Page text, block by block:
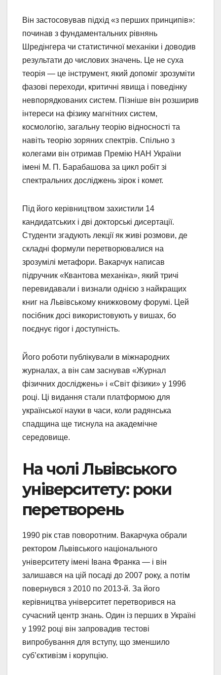
Він застосовував підхід «з перших принципів»:
починав з фундаментальних рівнянь
Шредінгера чи статистичної механіки і доводив
результати до числових значень. Це не суха
теорія — це інструмент, який допоміг зрозуміти
фазові переходи, критичні явища і поведінку
невпорядкованих систем. Пізніше він розширив
інтереси на фізику магнітних систем,
космологію, загальну теорію відносності та
навіть теорію зоряних спектрів. Спільно з
колегами він отримав Премію НАН України
імені М. П. Барабашова за цикл робіт зі
спектральних досліджень зірок і комет.
Під його керівництвом захистили 14
кандидатських і дві докторські дисертації.
Студенти згадують лекції як живі розмови, де
складні формули перетворювалися на
зрозумілі метафори. Вакарчук написав
підручник «Квантова механіка», який тричі
перевидавали і визнали однією з найкращих
книг на Львівському книжковому форумі. Цей
посібник досі використовують у вишах, бо
поєднує rigor і доступність.
Його роботи публікували в міжнародних
журналах, а він сам заснував «Журнал
фізичних досліджень» і «Світ фізики» у 1996
році. Ці видання стали платформою для
української науки в часи, коли радянська
спадщина ще тиснула на академічне
середовище.
На чолі Львівського
університету: роки
перетворень
1990 рік став поворотним. Вакарчука обрали
ректором Львівського національного
університету імені Івана Франка — і він
залишався на цій посаді до 2007 року, а потім
повернувся з 2010 по 2013-й. За його
керівництва університет перетворився на
сучасний центр знань. Один із перших в Україні
у 1992 році він запровадив тестові
випробування для вступу, що зменшило
суб’єктивізм і корупцію.